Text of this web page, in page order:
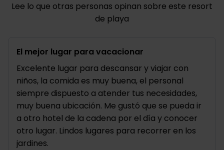
Lee lo que otras personas opinan sobre este resort
de playa
El mejor lugar para vacacionar
Excelente lugar para descansar y viajar con
niños, la comida es muy buena, el personal
siempre dispuesto a atender tus necesidades,
muy buena ubicación. Me gustó que se pueda ir
a otro hotel de la cadena por el día y conocer
otro lugar. Lindos lugares para recorrer en los
jardines.